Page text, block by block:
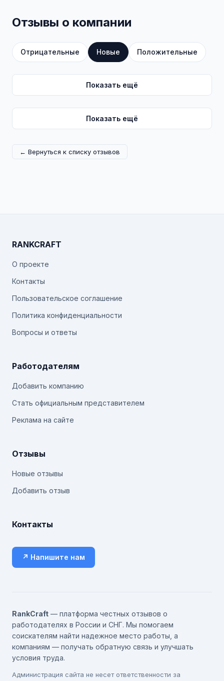
Отзывы о компании
Отрицательные Новые Положительные
Показать ещё
Показать ещё
← Вернуться к списку отзывов
RANKCRAFT
О проекте
Контакты
Пользовательское соглашение
Политика конфиденциальности
Вопросы и ответы
Работодателям
Добавить компанию
Стать официальным представителем
Реклама на сайте
Отзывы
Новые отзывы
Добавить отзыв
Контакты
↗ Напишите нам
RankCraft — платформа честных отзывов о
работодателях в России и СНГ. Мы помогаем
соискателям найти надежное место работы, а
компаниям — получать обратную связь и улучшать
условия труда.
Администрация сайта не несет ответственности за